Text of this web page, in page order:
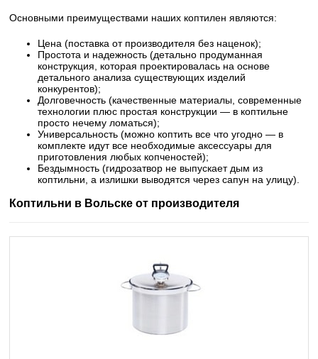
Основными преимуществами наших коптилен являются:
Цена (поставка от производителя без наценок);
Простота и надежность (детально продуманная
конструкция, которая проектировалась на основе
детального анализа существующих изделий
конкурентов);
Долговечность (качественные материалы, современные
технологии плюс простая конструкции — в коптильне
просто нечему ломаться);
Универсальность (можно коптить все что угодно — в
комплекте идут все необходимые аксессуары для
приготовления любых копченостей);
Бездымность (гидрозатвор не выпускает дым из
коптильни, а излишки выводятся через сапун на улицу).
Коптильни в Вольске от производителя